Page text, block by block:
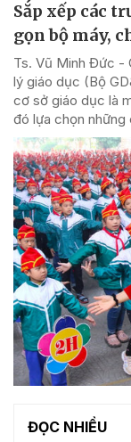
Sắp xếp các
gọn bộ máy,
Ts. Vũ Minh Đức -
lý giáo dục (Bộ
cơ sở giáo dục là
đó lựa chọn những
ĐỌC NHIỀU